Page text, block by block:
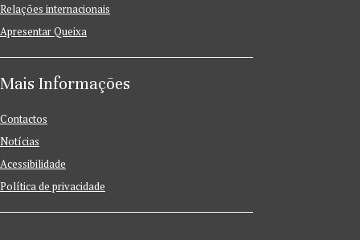
Relações internacionais
Apresentar Queixa
Mais Informações
Contactos
Notícias
Acessibilidade
Política de privacidade